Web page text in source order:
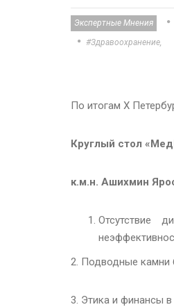
Экспертные Мнения
#здравоохранение
По итогам X
Круглый стол
к.м.н. Ашихмин
Отсутствие
2. Подводные камни
3. Этика и финансы в